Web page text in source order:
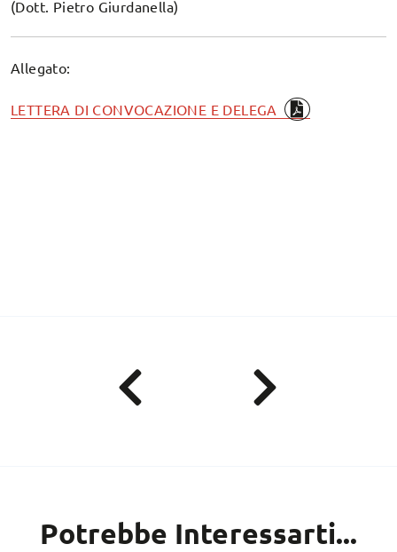
(Dott. Pietro Giurdanella)
Allegato:
LETTERA DI CONVOCAZIONE E DELEGA
Potrebbe Interessarti...